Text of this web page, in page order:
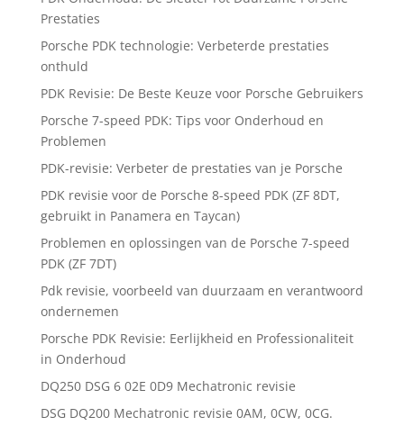
Prestaties
Porsche PDK technologie: Verbeterde prestaties
onthuld
PDK Revisie: De Beste Keuze voor Porsche Gebruikers
Porsche 7-speed PDK: Tips voor Onderhoud en
Problemen
PDK-revisie: Verbeter de prestaties van je Porsche
PDK revisie voor de Porsche 8-speed PDK (ZF 8DT,
gebruikt in Panamera en Taycan)
Problemen en oplossingen van de Porsche 7-speed
PDK (ZF 7DT)
Pdk revisie, voorbeeld van duurzaam en verantwoord
ondernemen
Porsche PDK Revisie: Eerlijkheid en Professionaliteit
in Onderhoud
DQ250 DSG 6 02E 0D9 Mechatronic revisie
DSG DQ200 Mechatronic revisie 0AM, 0CW, 0CG.